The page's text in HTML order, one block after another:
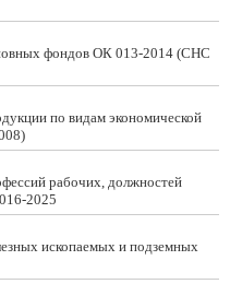
фондов ОК 013-2014 (СНС
по видам экономической
рабочих, должностей
2025
ископаемых и подземных